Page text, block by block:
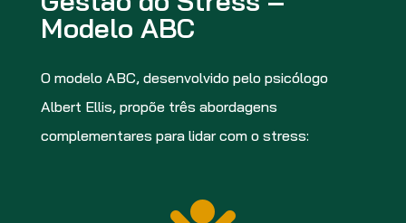
Modelo ABC
O modelo ABC, desenvolvido pelo psicólogo
Albert Ellis, propõe três abordagens
complementares para lidar com o stress: